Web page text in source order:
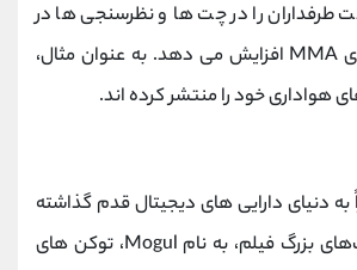
طرفداران را در چت ها و نظرسنجی ها در
سازمان های حرفه ای MMA افزایش می دهد. به عنوان مثال،
دنیای دارایی های دیجیتال قدم گذاشته
است. یکی از شرکت‌های بزرگ فیلم، به نام Mogul، توکن های